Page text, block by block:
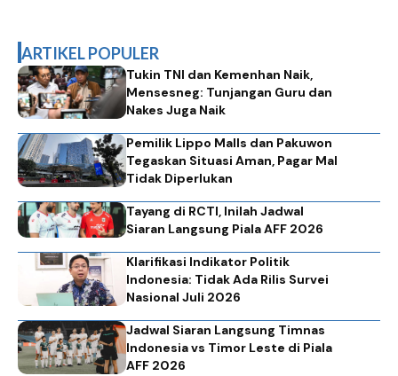
ARTIKEL POPULER
Tukin TNI dan Kemenhan Naik,
Mensesneg: Tunjangan Guru dan
Nakes Juga Naik
Pemilik Lippo Malls dan Pakuwon
Tegaskan Situasi Aman, Pagar Mal
Tidak Diperlukan
Tayang di RCTI, Inilah Jadwal
Siaran Langsung Piala AFF 2026
Klarifikasi Indikator Politik
Indonesia: Tidak Ada Rilis Survei
Nasional Juli 2026
Jadwal Siaran Langsung Timnas
Indonesia vs Timor Leste di Piala
AFF 2026